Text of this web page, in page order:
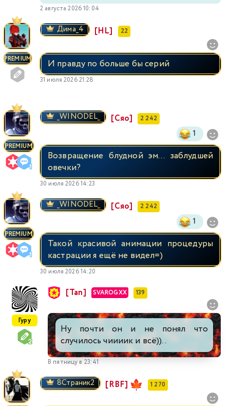
2 августа 2026 10:04
PREMIUM
Димa_4 [HL] 22
И правду по больше бы серий
31 июля 2026 21:28
PREMIUM
_WINODEL_ [Сяо] 2 242
1
Возвращение блудной эм... заблудшей
овечки?
30 июля 2026 14:23
PREMIUM
_WINODEL_ [Сяо] 2 242
1
Такой красивой анимации процедуры
кастрации я ещё не видел=)
30 июля 2026 14:20
Гуру
[Tan] SVAROGXX 139
Ну почти он и не понял что
случилось чиииик и всё))..
В пятницу в 23:41
8Страник2 [RBF] 1 270